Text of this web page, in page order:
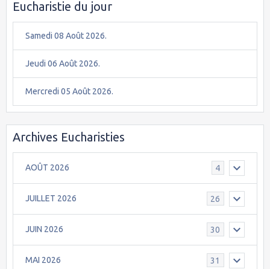
Eucharistie du jour
Samedi 08 Août 2026.
Jeudi 06 Août 2026.
Mercredi 05 Août 2026.
Archives Eucharisties
AOÛT 2026 4
JUILLET 2026 26
JUIN 2026 30
MAI 2026 31